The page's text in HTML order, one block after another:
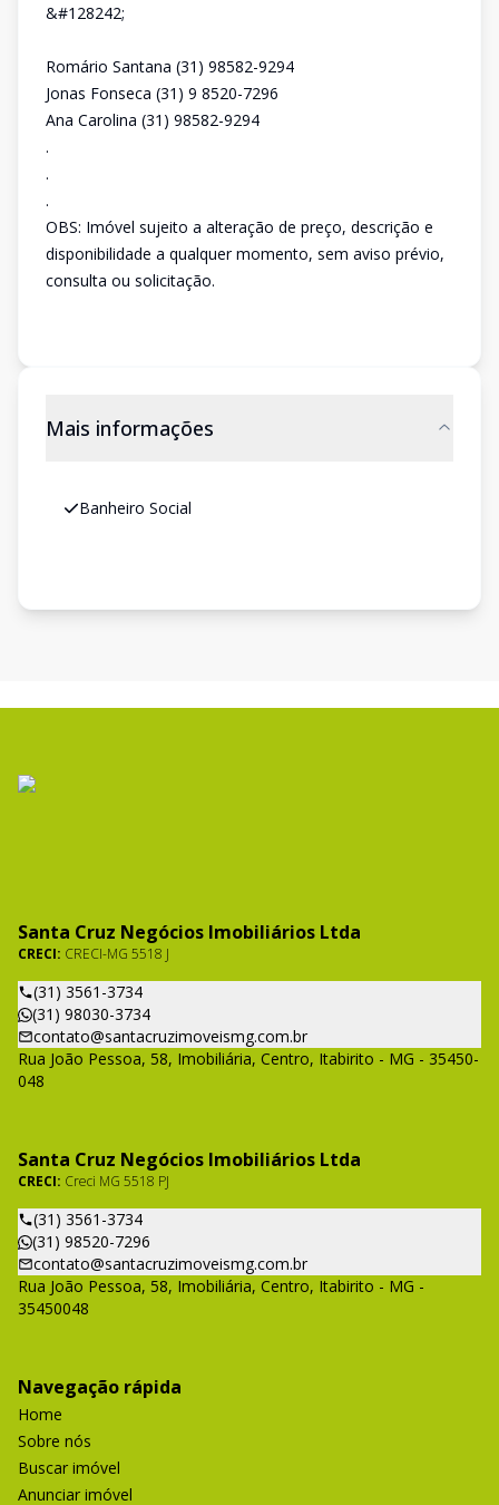
&#128242;
Romário Santana (31) 98582-9294
Jonas Fonseca (31) 9 8520-7296
Ana Carolina (31) 98582-9294
.
.
.
OBS: Imóvel sujeito a alteração de preço, descrição e
disponibilidade a qualquer momento, sem aviso prévio,
consulta ou solicitação.
Mais informações
Banheiro Social
Santa Cruz Negócios Imobiliários Ltda
CRECI: CRECI-MG 5518 J
(31) 3561-3734
(31) 98030-3734
contato@santacruzimoveismg.com.br
Rua João Pessoa, 58, Imobiliária, Centro, Itabirito - MG - 35450-
048
Santa Cruz Negócios Imobiliários Ltda
CRECI: Creci MG 5518 PJ
(31) 3561-3734
(31) 98520-7296
contato@santacruzimoveismg.com.br
Rua João Pessoa, 58, Imobiliária, Centro, Itabirito - MG -
35450048
Navegação rápida
Home
Sobre nós
Buscar imóvel
Anunciar imóvel